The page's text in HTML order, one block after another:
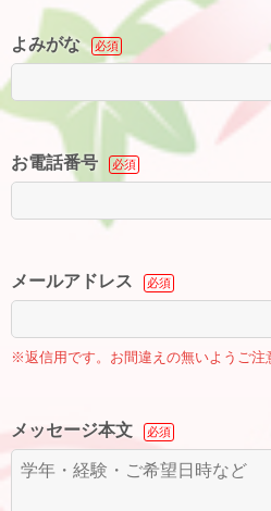
よみがな 必須
お電話番号 必須
メールアドレス 必須
※返信用です。お間違えの無いようご注
メッセージ本文 必須